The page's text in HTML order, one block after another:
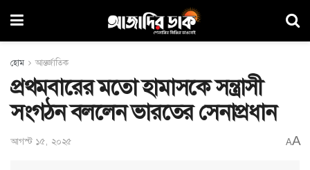
হোম আন্তর্জাতিক
প্রথমবারের মতো হামাসকে সন্ত্রাসী
সংগঠন বললেন ভারতের সেনাপ্রধান
আগস্ট ১৫, ২০২৫ AA